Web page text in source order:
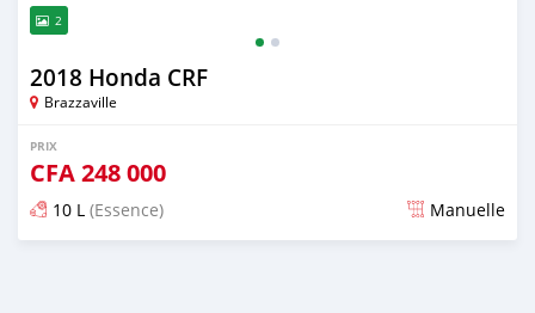
2
2018 Honda CRF
Brazzaville
PRIX
CFA248 000
10 L (Essence) Manuelle